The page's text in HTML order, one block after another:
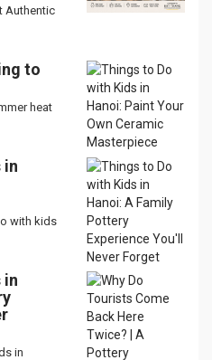
Authentic
to
heat
in
with kids
in
in